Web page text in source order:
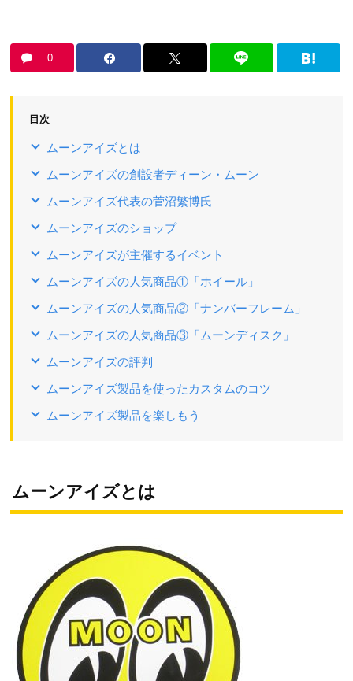
0
目次
ムーンアイズとは
ムーンアイズの創設者ディーン・ムーン
ムーンアイズ代表の菅沼繁博氏
ムーンアイズのショップ
ムーンアイズが主催するイベント
ムーンアイズの人気商品①「ホイール」
ムーンアイズの人気商品②「ナンバーフレーム」
ムーンアイズの人気商品③「ムーンディスク」
ムーンアイズの評判
ムーンアイズ製品を使ったカスタムのコツ
ムーンアイズ製品を楽しもう
ムーンアイズとは